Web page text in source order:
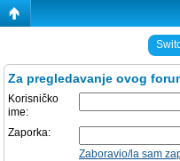
Za pregledavanje ovog
Korisničko
ime:
Zaporka:
Zaboravio/la sam